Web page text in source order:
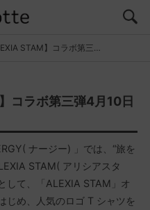
STAM】コラボ第三…
コラボ第三弾4月10日
ナージー) 」では、“旅を
STAM( アリシアスタ
して、「ALEXIA STAM」オ
じめ、人気のロゴ T シャツを